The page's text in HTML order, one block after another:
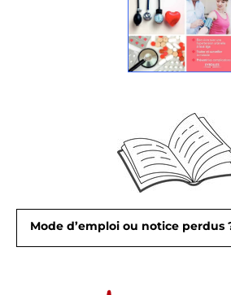
Mode d’emploi ou notice perdus